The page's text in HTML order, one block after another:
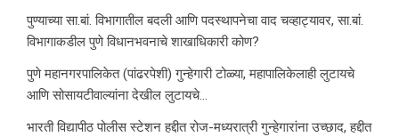
पुण्याच्या सा.बां. विभागातील बदली आणि पदस्थापनेचा वाद चव्हाट्यावर, सा.बां.
विभागाकडील पुणे विधानभवनाचे शाखाधिकारी कोण?
पुणे महानगरपालिकेत (पांढरपेशी) गुन्हेगारी टोळ्या, महापालिकेलाही लुटायचे
आणि सोसायटीवाल्यांना देखील लुटायचे…
भारती विद्यापीठ पोलीस स्टेशन हद्दीत रोज-मध्यरात्री गुन्हेगारांना उच्छाद, हद्दीत